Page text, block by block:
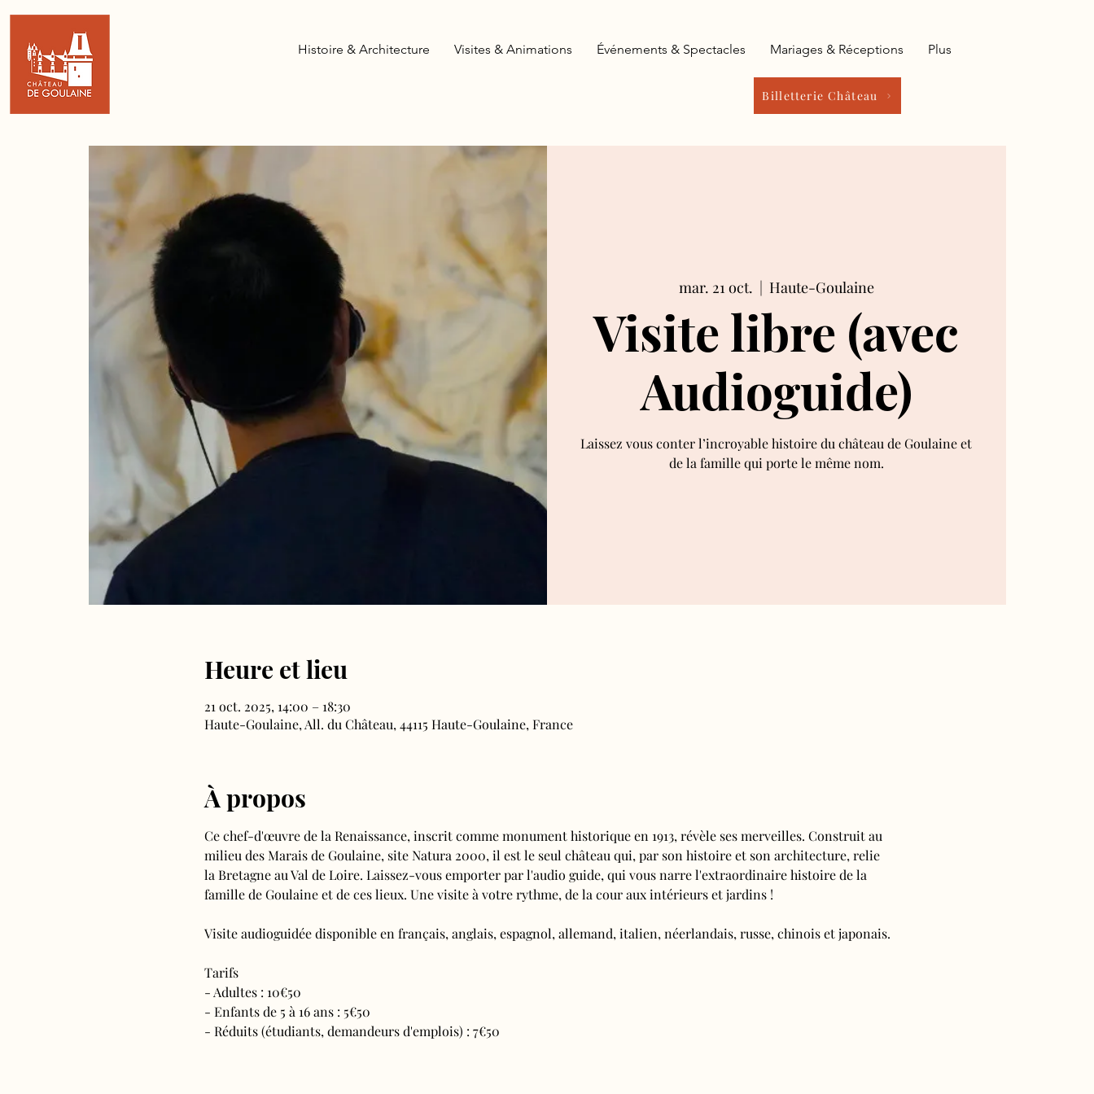
Billetterie Château
Histoire & Architecture Visites & Animations Événements & Spectacles Mariages & Réceptions Plus
mar. 21 oct.
  |
Haute-Goulaine
Visite libre (avec
Audioguide)
Laissez vous conter l’incroyable histoire du château de Goulaine et
de la famille qui porte le même nom.
Heure et lieu
21 oct. 2025, 14:00 – 18:30
Haute-Goulaine, All. du Château, 44115 Haute-Goulaine, France
À propos
Ce chef-d'œuvre de la Renaissance, inscrit comme monument historique en 1913, révèle ses merveilles. Construit au
milieu des Marais de Goulaine, site Natura 2000, il est le seul château qui, par son histoire et son architecture, relie
la Bretagne au Val de Loire. Laissez-vous emporter par l'audio guide, qui vous narre l'extraordinaire histoire de la
famille de Goulaine et de ces lieux. Une visite à votre rythme, de la cour aux intérieurs et jardins !
Visite audioguidée disponible en français, anglais, espagnol, allemand, italien, néerlandais, russe, chinois et japonais.
Tarifs
- Adultes : 10€50
- Enfants de 5 à 16 ans : 5€50
- Réduits (étudiants, demandeurs d'emplois) : 7€50